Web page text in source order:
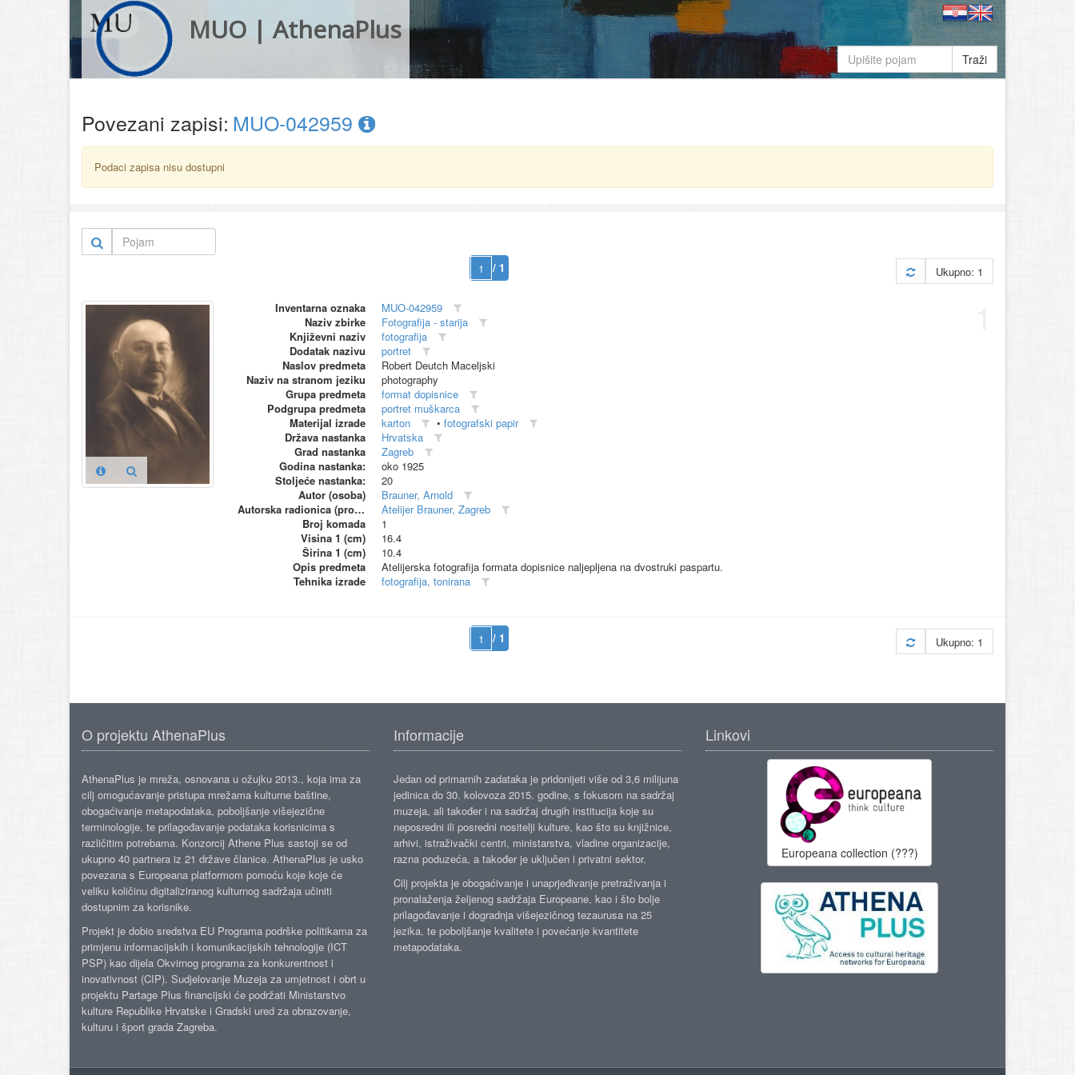
MUO | AthenaPlus
Traži
Povezani zapisi: MUO-042959
Podaci zapisa nisu dostupni
/ 1 Ukupno: 1
Inventarna oznaka
MUO-042959
Naziv zbirke
Fotografija - starija
Književni naziv
fotografija
Dodatak nazivu
portret
Naslov predmeta
Robert Deutch Maceljski
Naziv na stranom jeziku
photography
Grupa predmeta
format dopisnice
Podgrupa predmeta
portret muškarca
Materijal izrade
karton • fotografski papir
Država nastanka
Hrvatska
Grad nastanka
Zagreb
Godina nastanka:
oko 1925
Stoljeće nastanka:
20
Autor (osoba)
Brauner, Arnold
Autorska radionica (proizvođač)
Atelijer Brauner, Zagreb
Broj komada
1
Visina 1 (cm)
16.4
Širina 1 (cm)
10.4
Opis predmeta
Atelijerska fotografija formata dopisnice naljepljena na dvostruki paspartu.
Tehnika izrade
fotografija, tonirana
/ 1 Ukupno: 1
O projektu AthenaPlus
AthenaPlus je mreža, osnovana u ožujku 2013., koja ima za
cilj omogućavanje pristupa mrežama kulturne baštine,
obogaćivanje metapodataka, poboljšanje višejezične
terminologije, te prilagođavanje podataka korisnicima s
različitim potrebama. Konzorcij Athene Plus sastoji se od
ukupno 40 partnera iz 21 države članice. AthenaPlus je usko
povezana s Europeana platformom pomoću koje koje će
veliku količinu digitaliziranog kulturnog sadržaja učiniti
dostupnim za korisnike.
Projekt je dobio sredstva EU Programa podrške politikama za
primjenu informacijskih i komunikacijskih tehnologije (ICT
PSP) kao dijela Okvirnog programa za konkurentnost i
inovativnost (CIP). Sudjelovanje Muzeja za umjetnost i obrt u
projektu Partage Plus financijski će podržati Ministarstvo
kulture Republike Hrvatske i Gradski ured za obrazovanje,
kulturu i šport grada Zagreba.
Informacije
Jedan od primarnih zadataka je pridonijeti više od 3,6 milijuna
jedinica do 30. kolovoza 2015. godine, s fokusom na sadržaj
muzeja, ali također i na sadržaj drugih institucija koje su
neposredni ili posredni nositelji kulture, kao što su knjižnice,
arhivi, istraživački centri, ministarstva, vladine organizacije,
razna poduzeća, a također je uključen i privatni sektor.
Cilj projekta je obogaćivanje i unaprjeđivanje pretraživanja i
pronalaženja željenog sadržaja Europeane, kao i što bolje
prilagođavanje i dogradnja višejezičnog tezaurusa na 25
jezika, te poboljšanje kvalitete i povećanje kvantitete
metapodataka.
Linkovi
Europeana collection (???)